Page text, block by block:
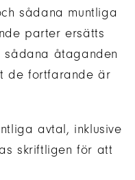
sådana muntliga
parter ersätts
sådana åtaganden
de fortfarande är
avtal, inklusive
skriftligen för att